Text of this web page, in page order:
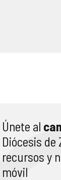
Únete al
Diócesis de
recursos y
móvil